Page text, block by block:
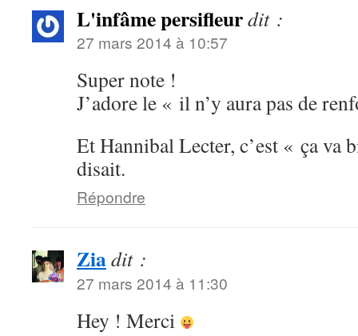
L'infâme persifleurdit :
27 mars 2014 à 10:57
Super note !
J’adore le « il n’y aura pas de
Et Hannibal Lecter, c’est « ça va
disait.
Répondre
Ziadit :
27 mars 2014 à 11:30
Hey ! Merci